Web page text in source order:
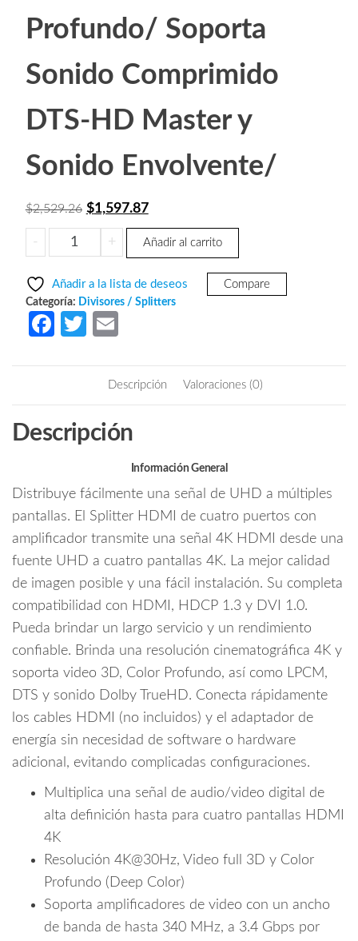
Profundo/ Soporta
Sonido Comprimido
DTS-HD Master y
Sonido Envolvente/
$2,529.26 El
precio
original
$2,529.26.
$1,597.87El
precio
$1,597.87.
-
MANHATTAN
207515
Splitter
/
Divisor
Entrada
Salidas/
4k
@
30Hz/
Soporta
Video
full
y
Color
Profundo/
Soporta
Sonido
Comprimido
HD
Master
y
cantidad
+ Añadir al carrito
Añadir a la lista de deseos Compare
Categoría: Divisores / Splitters
Fa
o
T
itt
ail
Descripción Valoraciones (0)
Descripción
Información General
Distribuye fácilmente una señal de UHD a múltiples
pantallas. El Splitter HDMI de cuatro puertos con
amplificador transmite una señal 4K HDMI desde una
fuente UHD a cuatro pantallas 4K. La mejor calidad
de imagen posible y una fácil instalación. Su completa
compatibilidad con HDMI, HDCP 1.3 y DVI 1.0.
Pueda brindar un largo servicio y un rendimiento
confiable. Brinda una resolución cinematográfica 4K y
soporta video 3D, Color Profundo, así como LPCM,
DTS y sonido Dolby TrueHD. Conecta rápidamente
los cables HDMI (no incluidos) y el adaptador de
energía sin necesidad de software o hardware
adicional, evitando complicadas configuraciones.
Multiplica una señal de audio/video digital de
alta definición hasta para cuatro pantallas HDMI
4K
Resolución 4K@30Hz, Video full 3D y Color
Profundo (Deep Color)
Soporta amplificadores de video con un ancho
de banda de hasta 340 MHz, a 3.4 Gbps por